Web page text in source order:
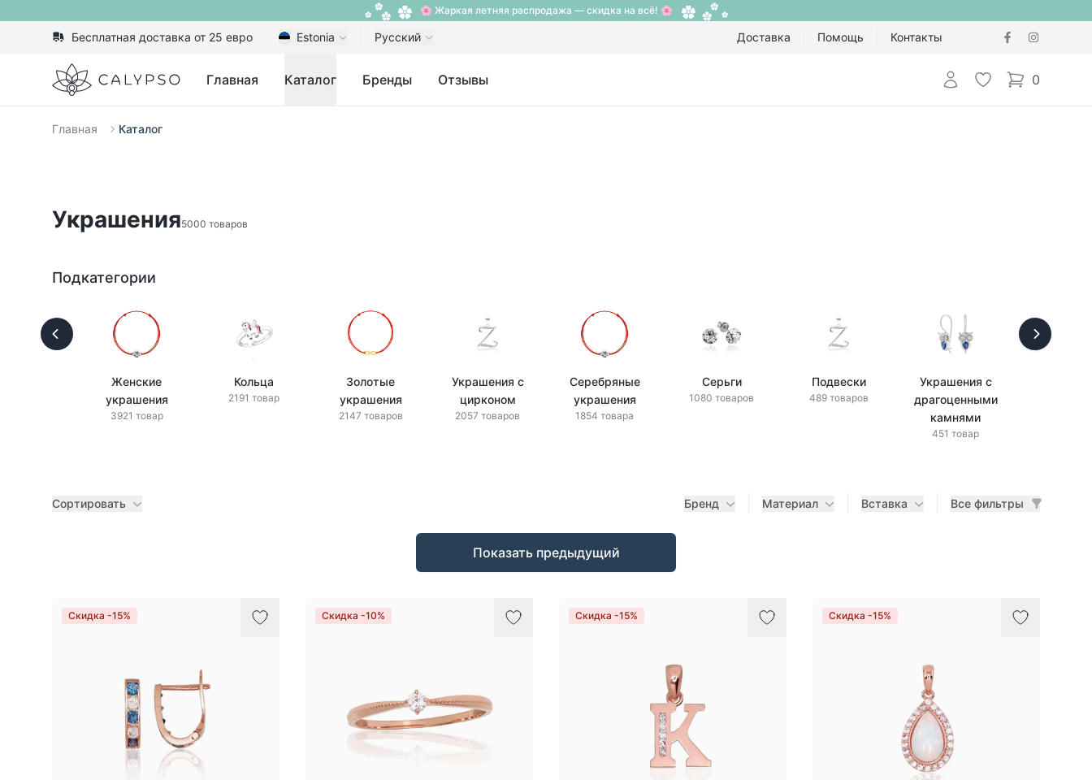
🌸 Жаркая летняя распродажа — скидка на всё! 🌸
Бесплатная доставка от 25 евро Estonia Русский Доставка Помощь Контакты
Calypso Главная Каталог Бренды Отзывы Авторизоваться
Избранное
0
items in cart,
Главная Каталог
Украшения5000 товаров
Подкатегории
Женские
украшения
3921 товар
Кольца
2191 товар
Золотые
украшения
2147 товаров
Украшения с
цирконом
2057 товаров
Серебряные
украшения
1854 товара
Серьги
1080 товаров
Подвески
489 товаров
Украшения с
драгоценными
камнями
451 товар
Сортировать Бренд Материал Вставка Все фильтры
Показать предыдущий
Скидка -15% Скидка -10% Скидка -15% Скидка -15%